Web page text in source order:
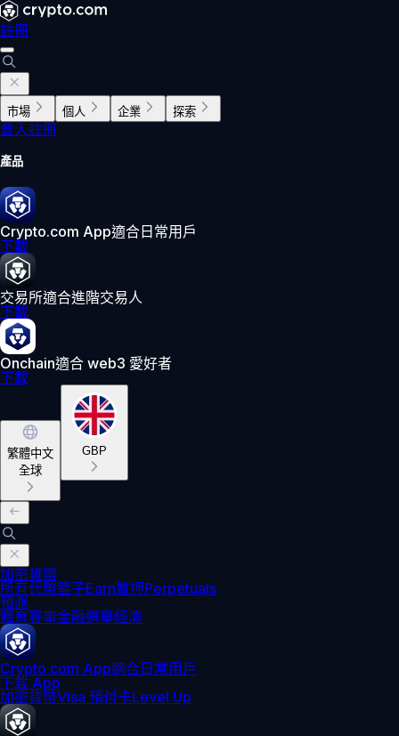
註冊
市場 個人 企業 探索
登入註冊
產品
Crypto.com App適合日常用戶
下載
交易所適合進階交易人
下載
Onchain適合 web3 愛好者
下載
繁體中文
全球
GBP
加密貨幣
所有代幣籃子Earn質押Perpetuals
預測
體育賽事金融選舉經濟
Crypto.com App適合日常用戶
下載 App
加密貨幣Visa 預付卡Level Up